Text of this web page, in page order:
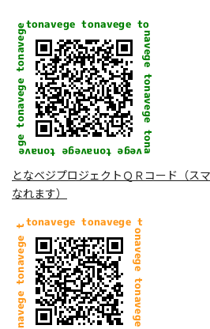
となベジプロジェクトＱＲコード（ス
なれます）